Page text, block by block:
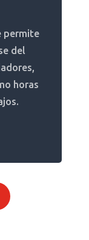
permite
del
horas